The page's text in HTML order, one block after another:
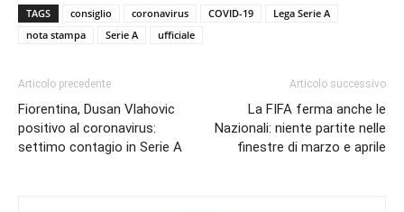
TAGS consiglio coronavirus COVID-19
Lega Serie A
nota stampa
Serie A ufficiale
Articolo precedente
Fiorentina, Dusan Vlahovic
positivo al coronavirus:
settimo contagio in Serie A
Articolo successivo
La FIFA ferma anche le
Nazionali: niente partite nelle
finestre di marzo e aprile